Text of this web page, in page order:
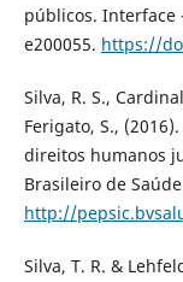
públicos. Interface
e200055. https://
Silva, R. S.,
Ferigato, S.,
direitos humanos
Brasileiro de
http://
Silva, T. R. &